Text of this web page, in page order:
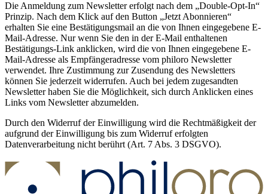
Die Anmeldung zum Newsletter erfolgt nach dem „Double-Opt-In“
Prinzip. Nach dem Klick auf den Button „Jetzt Abonnieren“
erhalten Sie eine Bestätigungsmail an die von Ihnen eingegebene E-
Mail-Adresse. Nur wenn Sie den in der E-Mail enthaltenen
Bestätigungs-Link anklicken, wird die von Ihnen eingegebene E-
Mail-Adresse als Empfängeradresse vom philoro Newsletter
verwendet. Ihre Zustimmung zur Zusendung des Newsletters
können Sie jederzeit widerrufen. Auch bei jedem zugesandten
Newsletter haben Sie die Möglichkeit, sich durch Anklicken eines
Links vom Newsletter abzumelden.
Durch den Widerruf der Einwilligung wird die Rechtmäßigkeit der
aufgrund der Einwilligung bis zum Widerruf erfolgten
Datenverarbeitung nicht berührt (Art. 7 Abs. 3 DSGVO).